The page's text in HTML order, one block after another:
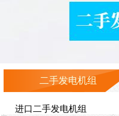
二手发电机组
进口二手发电机组